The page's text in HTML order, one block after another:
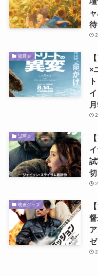
鑑賞券
×
試写会
切
映画グッズ